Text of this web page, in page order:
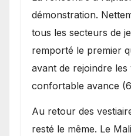
démonstration.
tous les secteurs de
remporté le premier
avant de rejoindre les
confortable avance
Au retour des
resté le même. Le